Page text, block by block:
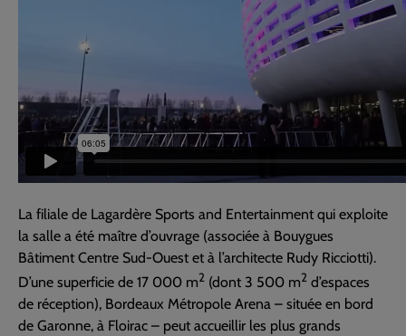
La filiale de Lagardère Sports and Entertainment qui exploite
la salle a été maître d’ouvrage (associée à Bouygues
Bâtiment Centre Sud-Ouest et à l’architecte Rudy Ricciotti).
D’une superficie de 17 000 m2 (dont 3 500 m2 d’espaces
de réception), Bordeaux Métropole Arena – située en bord
de Garonne, à Floirac – peut accueillir les plus grands